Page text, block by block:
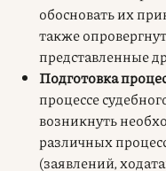
обосновать их
также
представленные
Подготовка
процессе
возникнуть
различных
(заявлений,